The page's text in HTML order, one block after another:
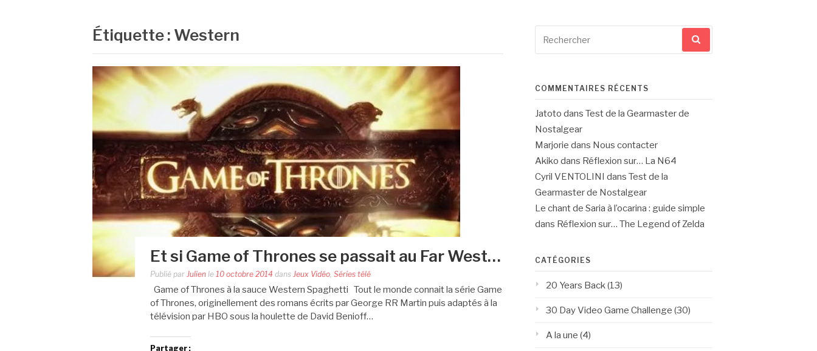
Étiquette : Western
Et si Game of Thrones se passait au Far West…
Publié par Julien le 10 octobre 2014 dans Jeux Vidéo Séries télé
Game of Thrones à la sauce Western Spaghetti Tout le monde connait la série Game
of Thrones, originellement des romans écrits par George RR Martin puis adaptés à la
télévision par HBO sous la houlette de David Benioff…
Partager :
pour
COMMENTAIRES RÉCENTS
Jatoto dans Test de la Gearmaster de
Nostalgear
Marjorie dans Nous contacter
Akiko dans Réflexion sur… La N64
Cyril VENTOLINI dans Test de la
Gearmaster de Nostalgear
Le chant de Saria à l’ocarina : guide simple
dans Réflexion sur… The Legend of Zelda
CATÉGORIES
20 Years Back (13)
30 Day Video Game Challenge (30)
A la une (4)